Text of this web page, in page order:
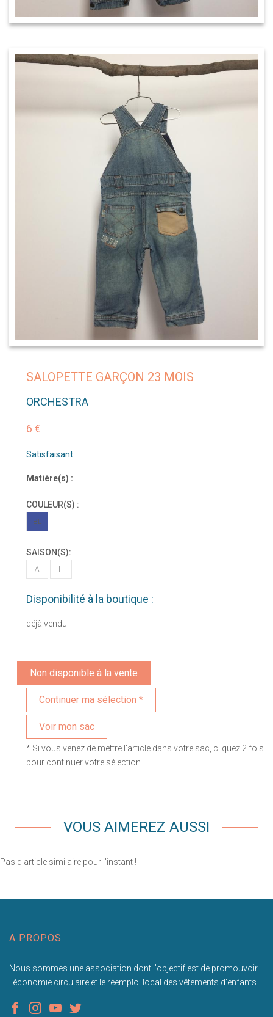
SALOPETTE GARÇON 23 MOIS
ORCHESTRA
6 €
Satisfaisant
Matière(s) :
COULEUR(S) :
BL
SAISON(S):
A H
Disponibilité à la boutique :
déjà vendu
Non disponible à la vente
Voir mon sac
* Si vous venez de mettre l'article dans votre sac, cliquez 2 fois
pour continuer votre sélection.
VOUS AIMEREZ AUSSI
Pas d'article similaire pour l'instant !
A PROPOS
Nous sommes une association dont l'objectif est de promouvoir
l'économie circulaire et le réemploi local des vêtements d'enfants.